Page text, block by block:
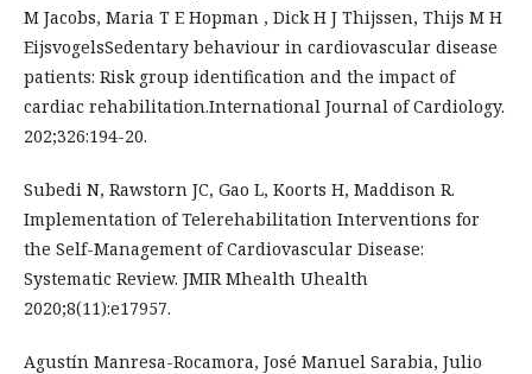
M Jacobs, Maria T E Hopman , Dick H J Thijssen, Thijs M H
EijsvogelsSedentary behaviour in cardiovascular disease
patients: Risk group identification and the impact of
cardiac rehabilitation.International Journal of Cardiology.
202;326:194-20.
Subedi N, Rawstorn JC, Gao L, Koorts H, Maddison R.
Implementation of Telerehabilitation Interventions for
the Self-Management of Cardiovascular Disease:
Systematic Review. JMIR Mhealth Uhealth
2020;8(11):e17957.
Agustín Manresa-Rocamora, José Manuel Sarabia, Julio